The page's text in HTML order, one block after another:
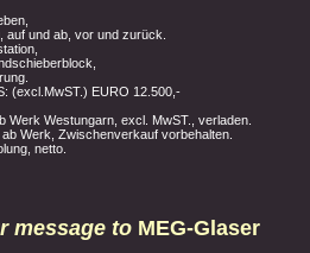
auf und ab, vor und zurück.
(excl.MwST.) EURO 12.500,-
Werk Westungarn, excl. MwST., verladen.
Werk, Zwischenverkauf vorbehalten.
netto.
message to MEG-Glaser